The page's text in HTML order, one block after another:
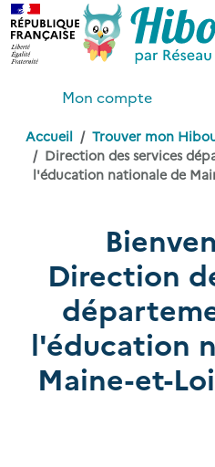
Mon compte
Accueil
Trouver mon
Direction des services
l'éducation nationale de
Direction
l'éducation
Maine-et-